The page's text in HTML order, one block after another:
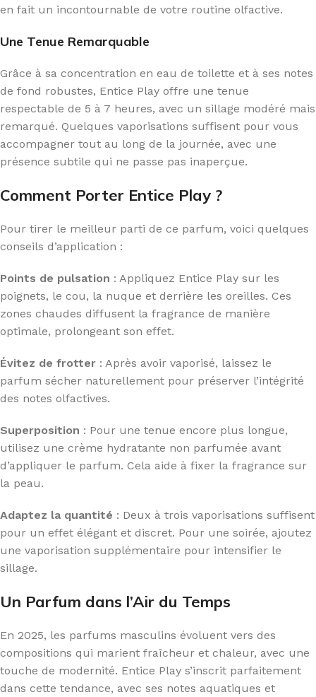
en fait un incontournable de votre routine olfactive.
Une Tenue Remarquable
Grâce à sa concentration en eau de toilette et à ses notes
de fond robustes, Entice Play offre une tenue
respectable de 5 à 7 heures, avec un sillage modéré mais
remarqué. Quelques vaporisations suffisent pour vous
accompagner tout au long de la journée, avec une
présence subtile qui ne passe pas inaperçue.
Comment Porter Entice Play ?
Pour tirer le meilleur parti de ce parfum, voici quelques
conseils d’application :
Points de pulsation : Appliquez Entice Play sur les
poignets, le cou, la nuque et derrière les oreilles. Ces
zones chaudes diffusent la fragrance de manière
optimale, prolongeant son effet.
Évitez de frotter : Après avoir vaporisé, laissez le
parfum sécher naturellement pour préserver l’intégrité
des notes olfactives.
Superposition : Pour une tenue encore plus longue,
utilisez une crème hydratante non parfumée avant
d’appliquer le parfum. Cela aide à fixer la fragrance sur
la peau.
Adaptez la quantité : Deux à trois vaporisations suffisent
pour un effet élégant et discret. Pour une soirée, ajoutez
une vaporisation supplémentaire pour intensifier le
sillage.
Un Parfum dans l’Air du Temps
En 2025, les parfums masculins évoluent vers des
compositions qui marient fraîcheur et chaleur, avec une
touche de modernité. Entice Play s’inscrit parfaitement
dans cette tendance, avec ses notes aquatiques et